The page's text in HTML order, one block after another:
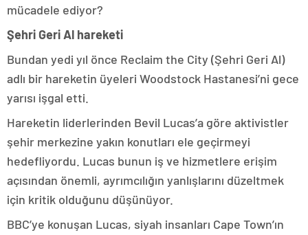
mücadele ediyor?
Şehri Geri Al hareketi
Bundan yedi yıl önce Reclaim the City (Şehri Geri Al)
adlı bir hareketin üyeleri Woodstock Hastanesi’ni gece
yarısı işgal etti.
Hareketin liderlerinden Bevil Lucas’a göre aktivistler
şehir merkezine yakın konutları ele geçirmeyi
hedefliyordu. Lucas bunun iş ve hizmetlere erişim
açısından önemli, ayrımcılığın yanlışlarını düzeltmek
için kritik olduğunu düşünüyor.
BBC’ye konuşan Lucas, siyah insanları Cape Town’ın